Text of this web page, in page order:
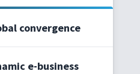
convergence
e-business